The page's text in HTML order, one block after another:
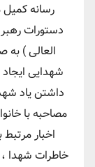
دستورات
العالی ) به
شهدایی
داشتن یاد
مصاحبه با
اخبار
خاطرات شهدا